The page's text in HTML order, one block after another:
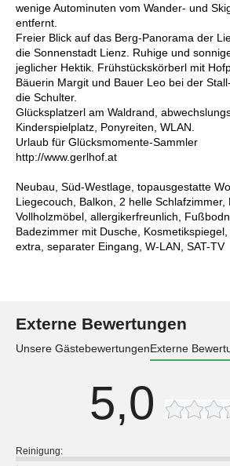
wenige Autominuten vom Wander- und
entfernt.
Freier Blick auf das Berg-Panorama der
die Sonnenstadt Lienz. Ruhige und
jeglicher Hektik. Frühstückskörberl mit
Bäuerin Margit und Bauer Leo bei der
die Schulter.
Glücksplatzerl am Waldrand,
Kinderspielplatz, Ponyreiten, WLAN.
Urlaub für Glücksmomente-Sammler
http://www.gerlhof.at
Neubau, Süd-Westlage, topausgestatte
Liegecouch, Balkon, 2 helle Schlafzimmer,
Vollholzmöbel, allergikerfreunlich,
Badezimmer mit Dusche,
extra, separater Eingang, W-LAN, SAT-TV
Externe Bewertungen
Unsere GästebewertungenExterne
5,0
Reinigung: